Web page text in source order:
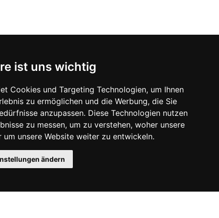
ist uns wichtig
Cookies und Targeting Technologien, um Ihnen
zu ermöglichen und die Werbung, die Sie
anzupassen. Diese Technologien nutzen
zu messen, um zu verstehen, woher unsere
um unsere Website weiter zu entwickeln.
ändern